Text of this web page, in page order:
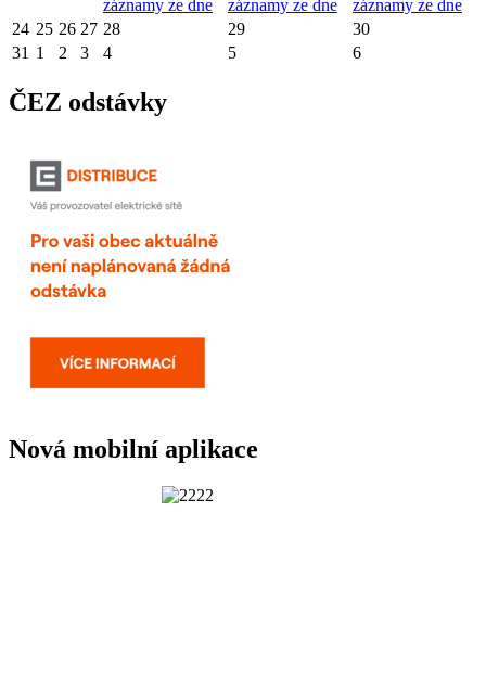
záznamy ze dne záznamy ze dne
záznamy ze dne
24 25 26 27 28 29
30
31 1 2 3 4 5 6
ČEZ odstávky
Nová mobilní aplikace